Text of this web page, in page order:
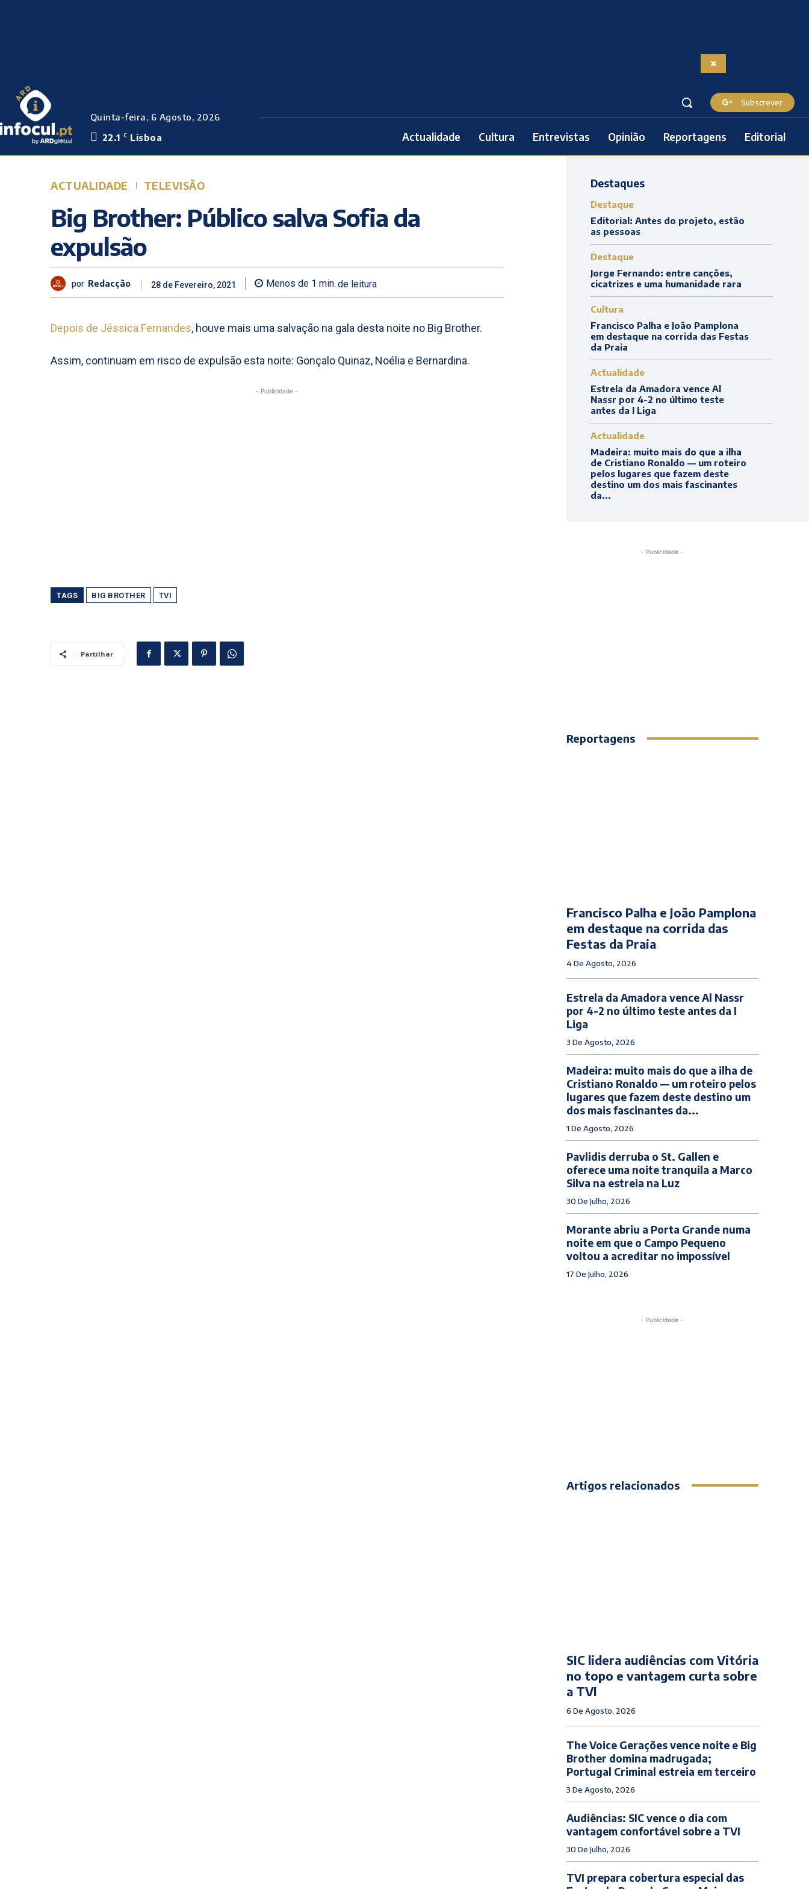
Quinta-feira, 6 Agosto, 2026
22.1 C Lisboa
Subscrever
Actualidade Cultura Entrevistas Opinião Reportagens Editorial
ACTUALIDADE TELEVISÃO
Big Brother: Público salva Sofia da
expulsão
por Redacção 28 de Fevereiro, 2021 Menos de 1 min. de leitura
Depois de Jéssica Fernandes, houve mais uma salvação na gala desta noite no Big Brother.
Assim, continuam em risco de expulsão esta noite: Gonçalo Quinaz, Noélia e Bernardina.
- Publicidade -
TAGS BIG BROTHER TVI
Partilhar
Destaques
Destaque
Editorial: Antes do projeto, estão
as pessoas
Destaque
Jorge Fernando: entre canções,
cicatrizes e uma humanidade rara
Cultura
Francisco Palha e João Pamplona
em destaque na corrida das Festas
da Praia
Actualidade
Estrela da Amadora vence Al
Nassr por 4-2 no último teste
antes da I Liga
Actualidade
Madeira: muito mais do que a ilha
de Cristiano Ronaldo — um roteiro
pelos lugares que fazem deste
destino um dos mais fascinantes
da...
- Publicidade -
Reportagens
Francisco Palha e João Pamplona
em destaque na corrida das
Festas da Praia
4 De Agosto, 2026
Estrela da Amadora vence Al Nassr
por 4-2 no último teste antes da I
Liga
3 De Agosto, 2026
Madeira: muito mais do que a ilha de
Cristiano Ronaldo — um roteiro pelos
lugares que fazem deste destino um
dos mais fascinantes da...
1 De Agosto, 2026
Pavlidis derruba o St. Gallen e
oferece uma noite tranquila a Marco
Silva na estreia na Luz
30 De Julho, 2026
Morante abriu a Porta Grande numa
noite em que o Campo Pequeno
voltou a acreditar no impossível
17 De Julho, 2026
- Publicidade -
Artigos relacionados
SIC lidera audiências com Vitória
no topo e vantagem curta sobre
a TVI
6 De Agosto, 2026
The Voice Gerações vence noite e Big
Brother domina madrugada;
Portugal Criminal estreia em terceiro
3 De Agosto, 2026
Audiências: SIC vence o dia com
vantagem confortável sobre a TVI
30 De Julho, 2026
TVI prepara cobertura especial das